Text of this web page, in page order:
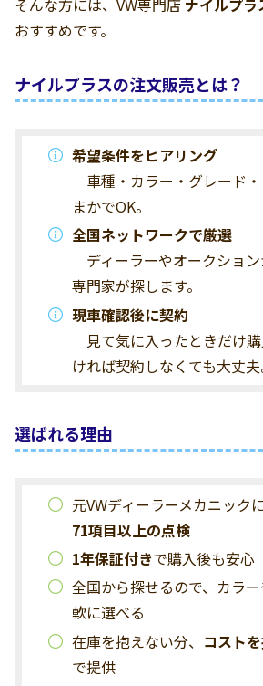
そんな方には、VW専門店 ナイルプ
おすすめです。
ナイルプラスの注文販売とは？
希望条件をヒアリング
車種・カラー・グレード
まかでOK。
全国ネットワークで厳選
ディーラーやオークション
専門家が探します。
現車確認後に契約
見て気に入ったときだけ
ければ契約しなくても大丈夫
選ばれる理由
元VWディーラーメカニック
71項目以上の点検
1年保証付きで購入後も安心
全国から探せるので、カラ
軟に選べる
在庫を抱えない分、 コスト
で提供